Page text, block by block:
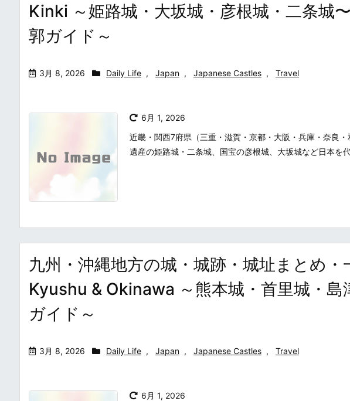
Kinki ～姫路城・大坂城・彦根城・二条城
郭ガイド～
3月 8, 2026 Daily Life , Japan , Japanese Castles , Travel
6月 1, 2026
近畿・関西7府県（三重・滋賀・京都・大阪・兵庫・奈良
遺産の姫路城・二条城、国宝の彦根城、大坂城など日本を
九州・沖縄地方の城・城跡・城址まとめ
Kyushu & Okinawa ～熊本城・首里城・島
ガイド～
3月 8, 2026 Daily Life , Japan , Japanese Castles , Travel
6月 1, 2026